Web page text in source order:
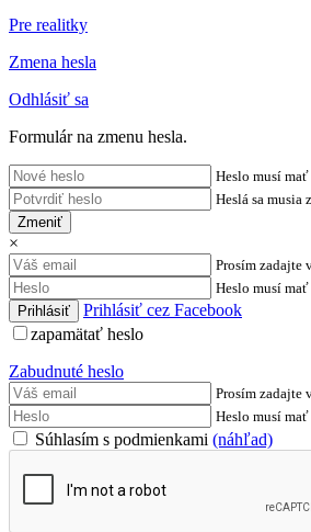
Pre realitky
Zmena hesla
Odhlásiť sa
Formulár na zmenu hesla.
Heslo musí
Heslá sa musia
Zmeniť
×
Prosím zadajte
Heslo musí
Prihlásiť cez Facebook
zapamätať heslo
Zabudnuté heslo
Prosím zadajte
Heslo musí
Súhlasím s podmienkami (náhľad)